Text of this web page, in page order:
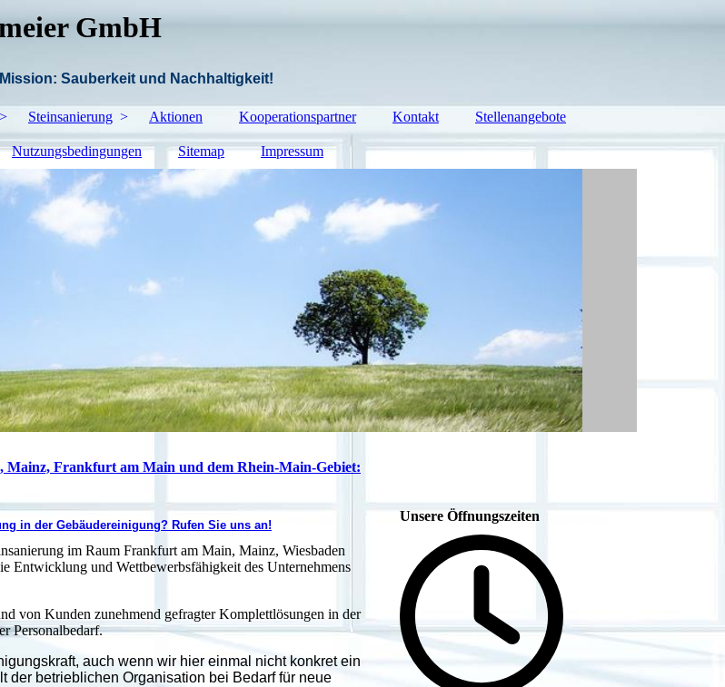
GmbH
Sauberkeit und Nachhaltigkeit!
Steinsanierung Aktionen Kooperationspartner Kontakt Stellenangebote
Nutzungsbedingungen Sitemap Impressum
Mainz, Frankfurt am Main und dem Rhein-Main-Gebiet:
in der Gebäudereinigung? Rufen Sie uns an!
im Raum Frankfurt am Main, Mainz, Wiesbaden
Entwicklung und Wettbewerbsfähigkeit des Unternehmens
von Kunden zunehmend gefragter Komplettlösungen in der
Personalbedarf.
auch wenn wir hier einmal nicht konkret ein
der betrieblichen Organisation bei Bedarf für neue
Unsere Öffnungszeiten